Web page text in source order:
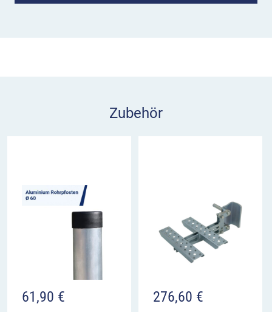
schnell in die Rohrpfosten einsetzen. Es gibt keine
oben auf den Rohrfix.
Innenseiten der runden Pfosten gedrückt und
fixiert. So sorgen Sie für einen sicheren Halt.
Zubehör
61,90 € 276,60 €